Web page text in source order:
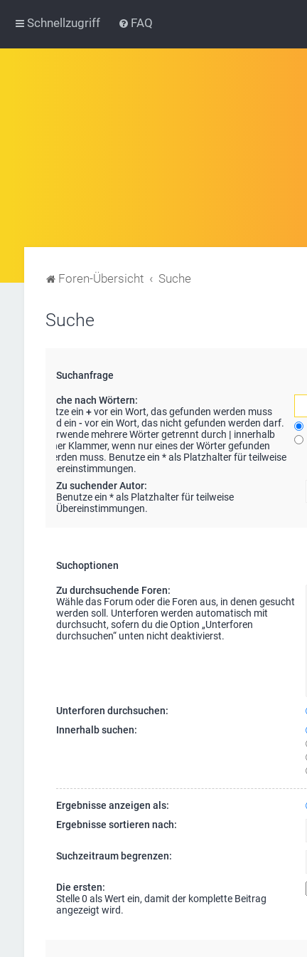
Schnellzugriff FAQ
Foren-Übersicht Suche
Suche
Suchanfrage
Suche nach Wörtern:
Setze ein +vor ein Wort, das gefunden werden muss
und ein - vor ein Wort, das nicht gefunden werden darf.
Verwende mehrere Wörter getrennt durch | innerhalb
einer Klammer, wenn nur eines der Wörter gefunden
werden muss. Benutze ein * als Platzhalter für teilweise
Übereinstimmungen.
Zu suchender Autor:
Benutze ein * als Platzhalter für teilweise
Übereinstimmungen.
Suchoptionen
Zu durchsuchende Foren:
Wähle das Forum oder die Foren aus, in denen gesucht
werden soll. Unterforen werden automatisch mit
durchsucht, sofern du die Option „Unterforen
durchsuchen“ unten nicht deaktivierst.
Unterforen durchsuchen:
Innerhalb suchen:
Ergebnisse anzeigen als:
Ergebnisse sortieren nach:
Suchzeitraum begrenzen:
Die ersten:
Stelle 0 als Wert ein, damit der komplette Beitrag
angezeigt wird.